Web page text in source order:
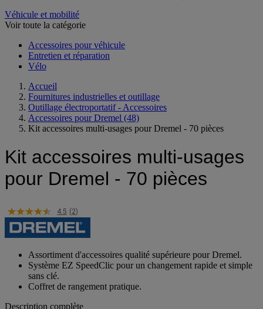
Véhicule et mobilité
Voir toute la catégorie
Accessoires pour véhicule
Entretien et réparation
Vélo
Accueil
Fournitures industrielles et outillage
Outillage électroportatif - Accessoires
Accessoires pour Dremel (48)
Kit accessoires multi-usages pour Dremel - 70 pièces
Kit accessoires multi-usages
pour Dremel - 70 pièces
4.5 (2)
Assortiment d'accessoires qualité supérieure pour Dremel.
Système EZ SpeedClic pour un changement rapide et simple
sans clé.
Coffret de rangement pratique.
Description complète